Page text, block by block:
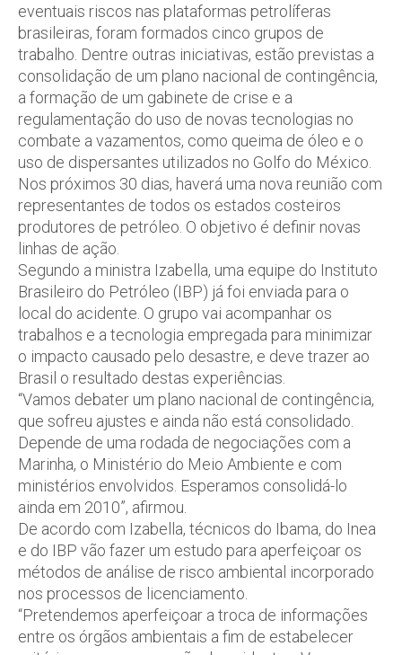
eventuais riscos nas plataformas petrolíferas
brasileiras, foram formados cinco grupos de
trabalho. Dentre outras iniciativas, estão previstas a
consolidação de um plano nacional de contingência,
a formação de um gabinete de crise e a
regulamentação do uso de novas tecnologias no
combate a vazamentos, como queima de óleo e o
uso de dispersantes utilizados no Golfo do México.
Nos próximos 30 dias, haverá uma nova reunião com
representantes de todos os estados costeiros
produtores de petróleo. O objetivo é definir novas
linhas de ação.
Segundo a ministra Izabella, uma equipe do Instituto
Brasileiro do Petróleo (IBP) já foi enviada para o
local do acidente. O grupo vai acompanhar os
trabalhos e a tecnologia empregada para minimizar
o impacto causado pelo desastre, e deve trazer ao
Brasil o resultado destas experiências.
“Vamos debater um plano nacional de contingência,
que sofreu ajustes e ainda não está consolidado.
Depende de uma rodada de negociações com a
Marinha, o Ministério do Meio Ambiente e com
ministérios envolvidos. Esperamos consolidá-lo
ainda em 2010”, afirmou.
De acordo com Izabella, técnicos do Ibama, do Inea
e do IBP vão fazer um estudo para aperfeiçoar os
métodos de análise de risco ambiental incorporado
nos processos de licenciamento.
“Pretendemos aperfeiçoar a troca de informações
entre os órgãos ambientais a fim de estabelecer